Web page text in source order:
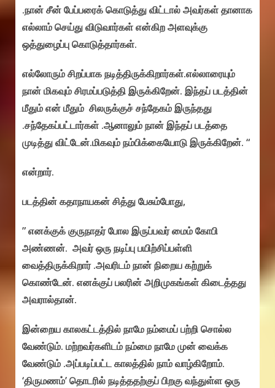
.நான் சீன் பேப்பரைக் கொடுத்து விட்டால் அவர்கள் தானாக
எல்லாம் செய்து விடுவார்கள் என்கிற அளவுக்கு
ஒத்துழைப்பு கொடுத்தார்கள்.
எல்லோரும் சிறப்பாக நடித்திருக்கிறார்கள்.எல்லாரையும்
நான் மிகவும் சிரமப்படுத்தி இருக்கிறேன். இந்தப் படத்தின்
மீதும் என் மீதும் சிலருக்குச் சந்தேகம் இருந்தது
.சந்தேகப்பட்டார்கள் .ஆனாலும் நான் இந்தப் படத்தை
முடித்து விட்டேன்.மிகவும் நம்பிக்கையோடு இருக்கிறேன். “
என்றார்.
படத்தின் கதாநாயகன் சித்து பேசும்போது,
” எனக்குக் குருநாதர் போல இருப்பவர் மைம் கோபி
அண்ணன். அவர் ஒரு நடிப்பு பயிற்சிப்பள்ளி
வைத்திருக்கிறார் .அவரிடம் நான் நிறைய கற்றுக்
கொண்டேன். எனக்குப் பலரின் அறிமுகங்கள் கிடைத்தது
அவரால்தான்.
இன்றைய காலகட்டத்தில் நாமே நம்மைப் பற்றி சொல்ல
வேண்டும். மற்றவர்களிடம் நம்மை நாமே முன் வைக்க
வேண்டும் .அப்படிப்பட்ட காலத்தில் நாம் வாழ்கிறோம்.
‘திருமணம்’ தொடரில் நடித்ததற்குப் பிறகு வந்துள்ள ஒரு